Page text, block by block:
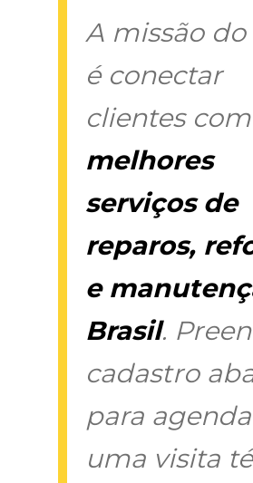
A missão do
é conectar
clientes com
melhores
serviços de
reparos,
e
Brasil.
cadastro
para
uma visita